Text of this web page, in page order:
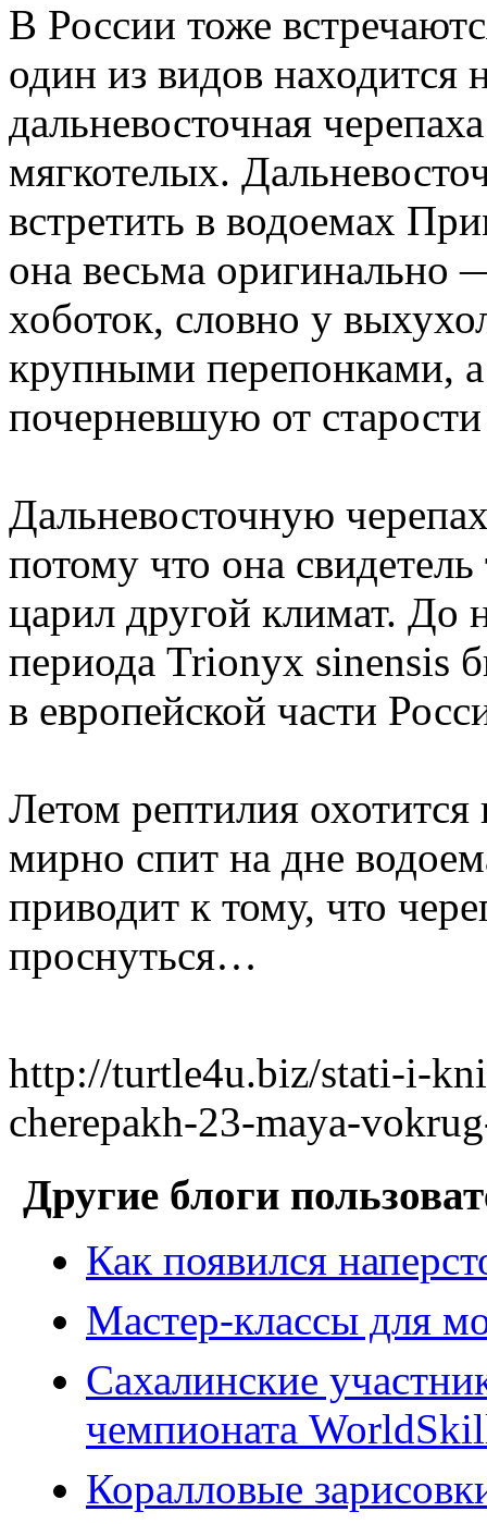
В России тоже
один из видов находится
дальневосточная
мягкотелых.
встретить в водоемах
она весьма оригинально
хоботок, словно у
крупными перепонками,
почерневшую от
Дальневосточную
потому что она
царил другой климат. До
периода Trionyx sinensis
в европейской части
Летом рептилия
мирно спит на дне
приводит к тому, что
проснуться…
http://turtle4u.biz/stati-i-
cherepakh-23-maya-
Другие блоги
Как появился
Мастер-классы для
Сахалинские
чемпионата
Коралловые